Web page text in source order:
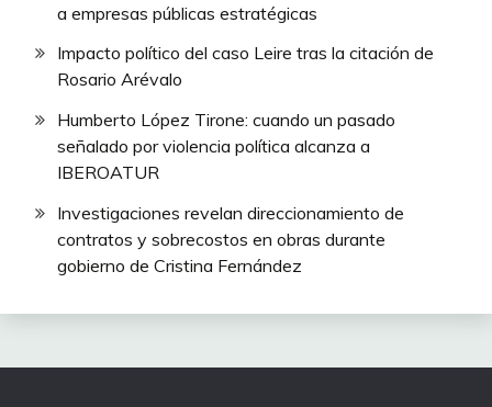
a empresas públicas estratégicas
Impacto político del caso Leire tras la citación de
Rosario Arévalo
Humberto López Tirone: cuando un pasado
señalado por violencia política alcanza a
IBEROATUR
Investigaciones revelan direccionamiento de
contratos y sobrecostos en obras durante
gobierno de Cristina Fernández